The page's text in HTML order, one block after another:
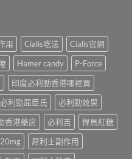
用 Cialis吃法
Cialis官網
Hamer candy
P-Force
印度必利勁香港哪裡買
必利勁屈臣氏
必利勁效果
香港藥房 必利吉
悍馬紅糖
犀利士副作用